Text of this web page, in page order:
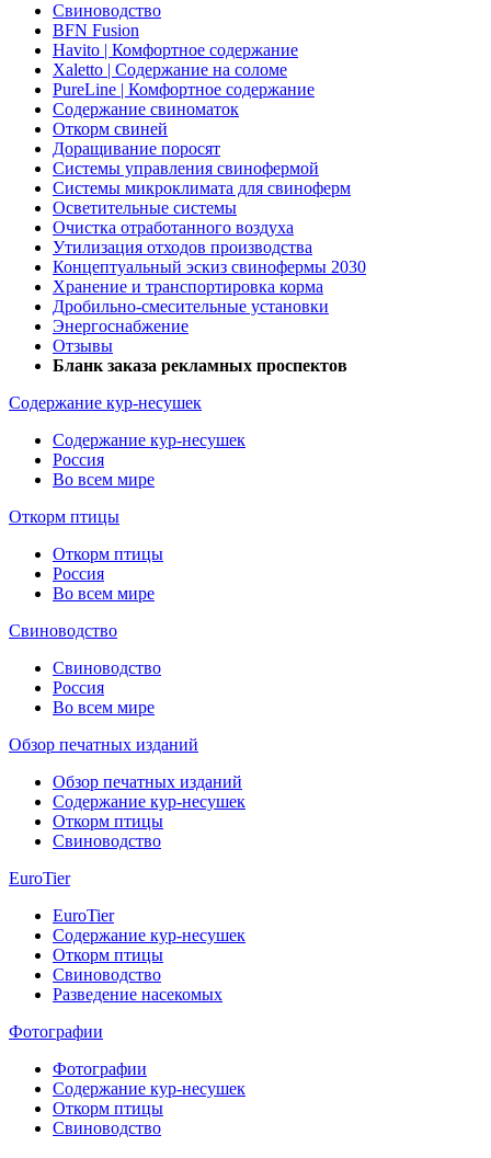
Свиноводство
BFN Fusion
Havito | Комфортное содержание
Xaletto | Содержание на соломе
PureLine | Комфортное содержание
Содержание свиноматок
Откорм свиней
Доращивание поросят
Системы управления свинофермой
Системы микроклимата для свиноферм
Осветительные системы
Очистка отработанного воздуха
Утилизация отходов производства
Концептуальный эскиз свинофермы 2030
Хранение и транспортировка корма
Дробильно-смесительные установки
Энергоснабжение
Отзывы
Бланк заказа рекламных проспектов
Содержание кур-несушек
Содержание кур-несушек
Россия
Во всем мире
Откорм птицы
Откорм птицы
Россия
Во всем мире
Свиноводство
Свиноводство
Россия
Во всем мире
Обзор печатных изданий
Обзор печатных изданий
Содержание кур-несушек
Откорм птицы
Свиноводство
EuroTier
EuroTier
Содержание кур-несушек
Откорм птицы
Свиноводство
Разведение насекомых
Фотографии
Фотографии
Содержание кур-несушек
Откорм птицы
Свиноводство